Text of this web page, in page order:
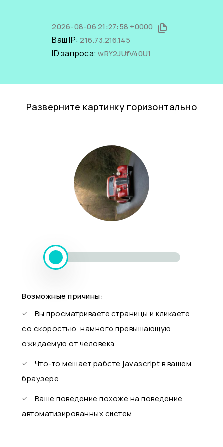
2026-08-06 21:27:58 +0000
Ваш IP:216.73.216.145
ID запроса:wRY2JUfV40U1
Разверните картинку горизонтально
Возможные причины:
Вы просматриваете страницы и кликаете
со скоростью, намного превышающую
ожидаемую от человека
Что-то мешает работе javascript в вашем
браузере
Ваше поведение похоже на поведение
автоматизированных систем